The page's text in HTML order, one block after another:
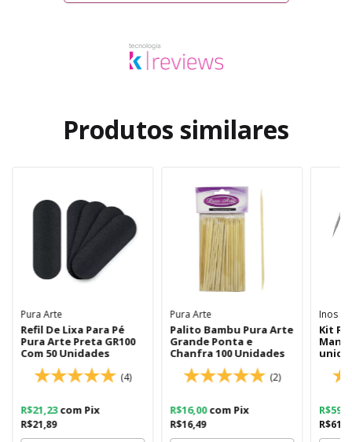
Produtos similares
Pura Arte
Refil De Lixa Para Pé
Pura Arte Preta GR100
Com 50 Unidades
(4)
R$21,89
R$21,23com Pix
Pura Arte
Palito Bambu Pura Arte
Grande Ponta e
Chanfra 100 Unidades
(2)
R$16,49
R$16,00com Pix
Inos
Kit